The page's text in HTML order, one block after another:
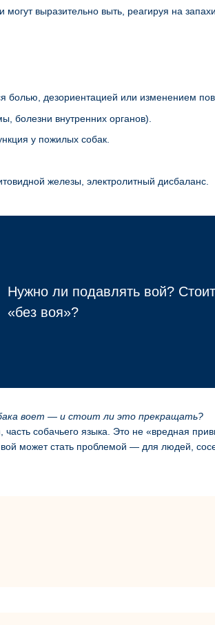
выразительно выть, реагируя на
болью, дезориентацией или изменением
болезни внутренних органов).
у пожилых собак.
железы, электролитный дисбаланс.
Нужно ли подавлять вой?
«без воя»?
воет — и стоит ли это прекращать?
собачьего языка. Это не «вредная
может стать проблемой — для людей,